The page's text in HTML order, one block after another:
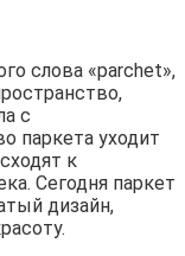
слова «parchet»,
с
паркета уходит
к
Сегодня паркет
дизайн,